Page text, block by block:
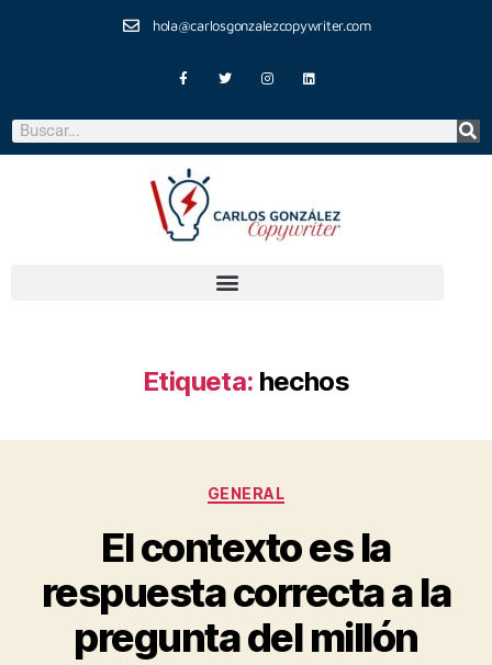
hola@carlosgonzalezcopywriter.com
Etiqueta: hechos
GENERAL
El contexto es la
respuesta correcta a la
pregunta del millón